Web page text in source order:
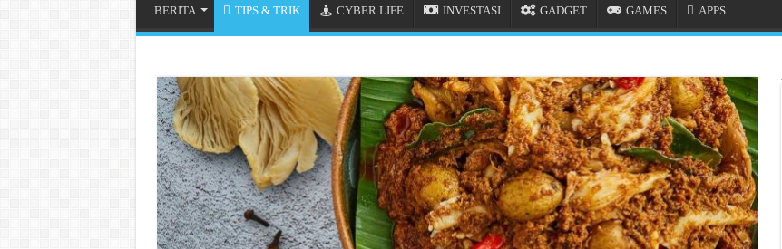
BERITA TIPS & TRIK CYBER LIFE INVESTASI GADGET GAMES APPS